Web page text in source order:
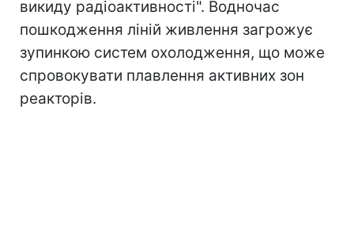
викиду радіоактивності". Водночас
пошкодження ліній живлення загрожує
зупинкою систем охолодження, що може
спровокувати плавлення активних зон
реакторів.